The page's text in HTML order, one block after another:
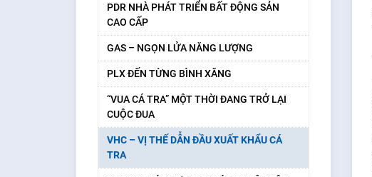
PDR NHÀ PHÁT TRIỂN BẤT ĐỘNG SẢN
CAO CẤP
GAS – NGỌN LỬA NĂNG LƯỢNG
PLX ĐẾN TỪNG BÌNH XĂNG
“VUA CÁ TRA” MỘT THỜI ĐANG TRỞ LẠI
CUỘC ĐUA
VHC – VỊ THẾ DẪN ĐẦU XUẤT KHẨU CÁ
TRA